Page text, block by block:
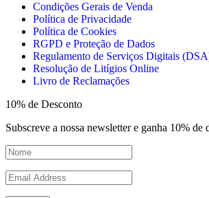
Condições Gerais de Venda
Política de Privacidade
Política de Cookies
RGPD e Proteção de Dados
Regulamento de Serviços Digitais
Resolução de Litígios Online
Livro de Reclamações
10% de Desconto
Subscreve a nossa newsletter e ganha 10% de